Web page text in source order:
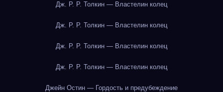
Дж. Р. Р. Толкин — Властелин колец
Дж. Р. Р. Толкин — Властелин колец
Дж. Р. Р. Толкин — Властелин колец
Дж. Р. Р. Толкин — Властелин колец
Джейн Остин — Гордость и предубеждение